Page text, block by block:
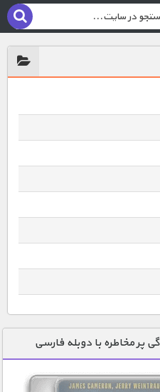
مخاطره با دوبله فارسی